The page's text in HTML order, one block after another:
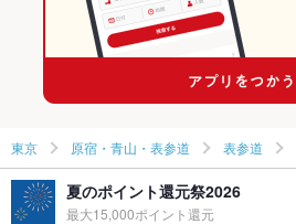
表参道駅 × 和食全般
東京 原宿・青山・表参道 表参道
夏のポイント還元祭2026
最大15,000ポイント還元